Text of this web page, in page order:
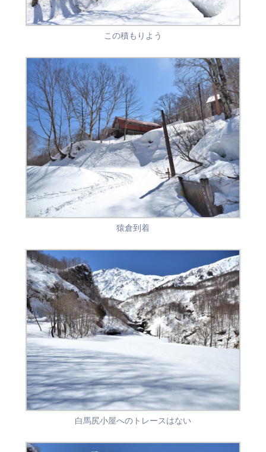
この積もりよう
猿倉到着
白馬尻小屋へのトレースはない